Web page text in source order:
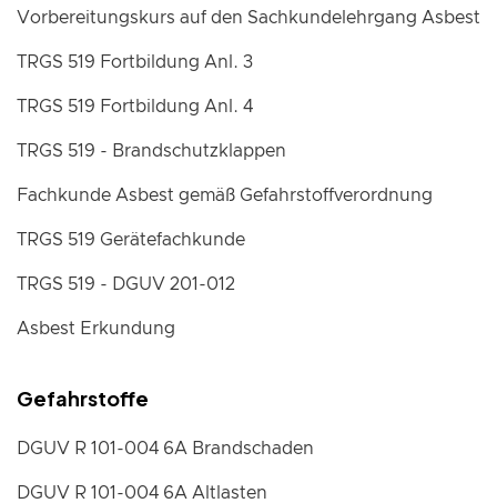
Vorbereitungskurs auf den Sachkundelehrgang Asbest
TRGS 519 Fortbildung Anl. 3
TRGS 519 Fortbildung Anl. 4
TRGS 519 - Brandschutzklappen
Fachkunde Asbest gemäß Gefahrstoffverordnung
TRGS 519 Gerätefachkunde
TRGS 519 - DGUV 201-012
Asbest Erkundung
Gefahrstoffe
DGUV R 101-004 6A Brandschaden
DGUV R 101-004 6A Altlasten